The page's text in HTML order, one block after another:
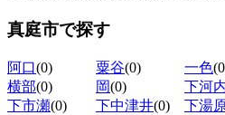
真庭市で探す
阿口(0) 粟谷(0) 一色
横部(0) 岡(0) 下河
下市瀬(0) 下中津井(0) 下湯